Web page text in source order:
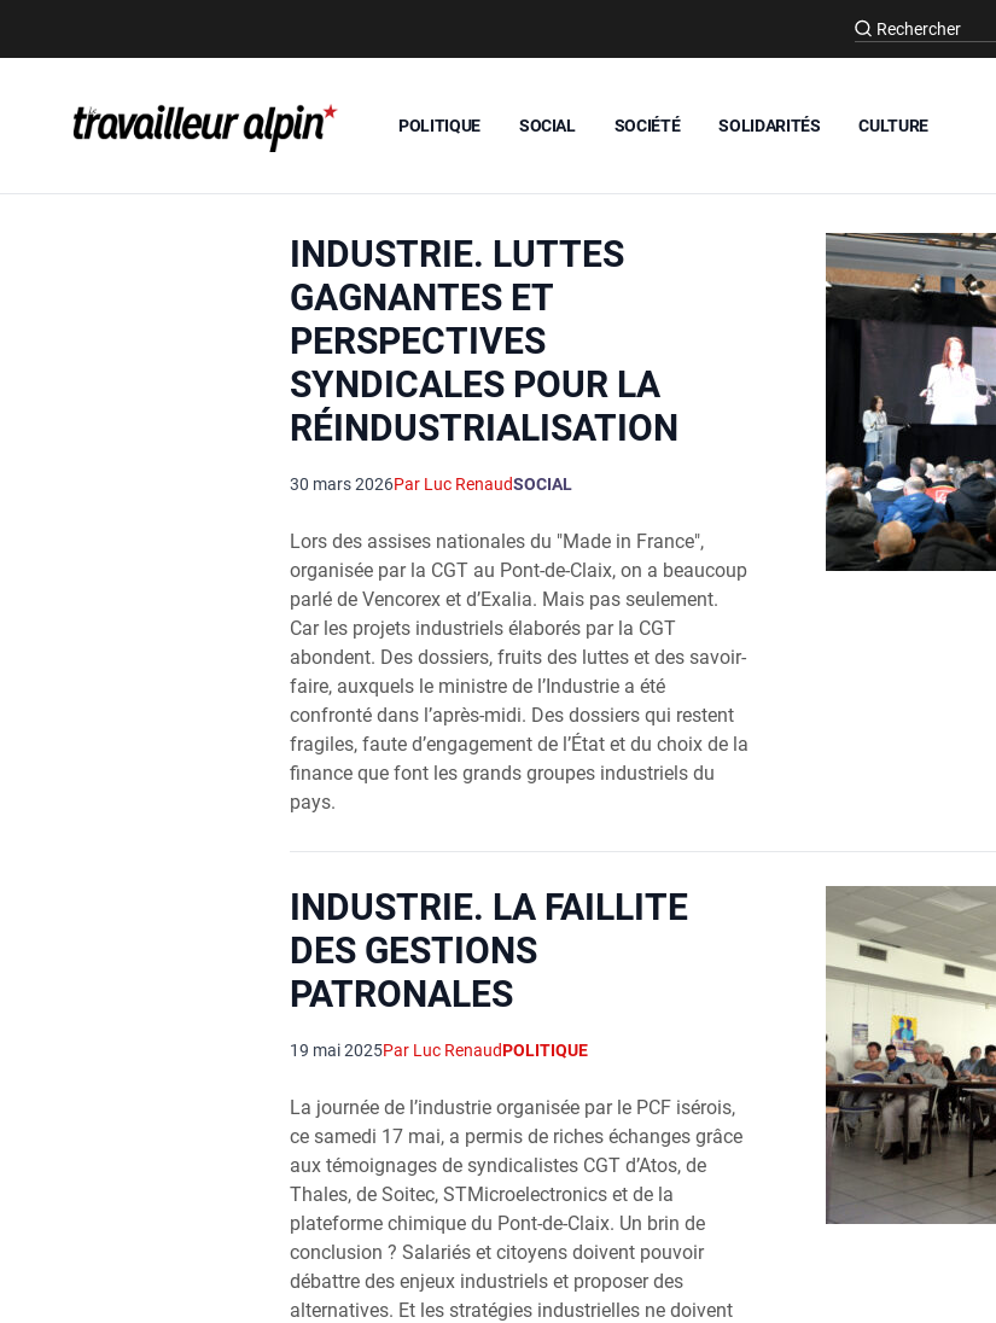
POLITIQUE SOCIAL SOCIÉTÉ SOLIDARITÉS CULTURE
INDUSTRIE. LUTTES
GAGNANTES ET
PERSPECTIVES
SYNDICALES POUR LA
RÉINDUSTRIALISATION
30 mars 2026Par Luc RenaudSOCIAL
Lors des assises nationales du "Made in France",
organisée par la CGT au Pont-de-Claix, on a beaucoup
parlé de Vencorex et d’Exalia. Mais pas seulement.
Car les projets industriels élaborés par la CGT
abondent. Des dossiers, fruits des luttes et des savoir-
faire, auxquels le ministre de l’Industrie a été
confronté dans l’après-midi. Des dossiers qui restent
fragiles, faute d’engagement de l’État et du choix de la
finance que font les grands groupes industriels du
pays.
INDUSTRIE. LA FAILLITE
DES GESTIONS
PATRONALES
19 mai 2025Par Luc RenaudPOLITIQUE
La journée de l’industrie organisée par le PCF isérois,
ce samedi 17 mai, a permis de riches échanges grâce
aux témoignages de syndicalistes CGT d’Atos, de
Thales, de Soitec, STMicroelectronics et de la
plateforme chimique du Pont-de-Claix. Un brin de
conclusion ? Salariés et citoyens doivent pouvoir
débattre des enjeux industriels et proposer des
alternatives. Et les stratégies industrielles ne doivent